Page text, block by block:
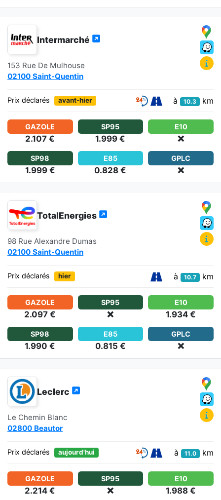
Intermarché
153 Rue De Mulhouse
02100 Saint-Quentin
Prix déclarés avant-hier à 10.3 km
GAZOLE
2.107 €
SP95
1.999 €
E10
❌
SP98
1.999 €
E85
0.828 €
GPLC
❌
TotalEnergies
98 Rue Alexandre Dumas
02100 Saint-Quentin
Prix déclarés hier à 10.7 km
GAZOLE
2.097 €
SP95
❌
E10
1.934 €
SP98
1.990 €
E85
0.815 €
GPLC
❌
Leclerc
Le Chemin Blanc
02800 Beautor
Prix déclarés aujourd'hui à 11.0 km
GAZOLE
2.214 €
SP95
❌
E10
1.988 €